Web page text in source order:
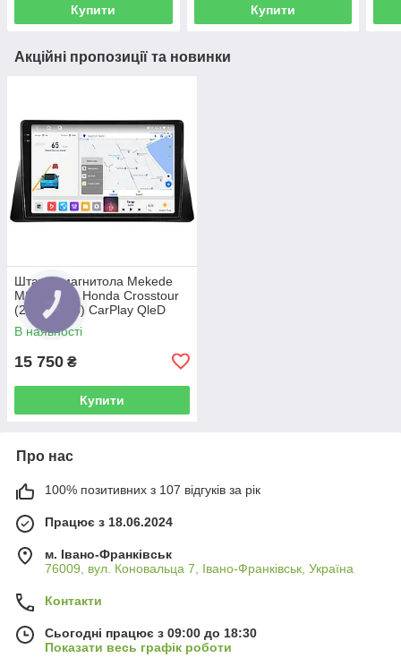
Купити Купити
Акційні пропозиції та новинки
Штатна магнитола Mekede
MS 2k 4/64 Honda Crosstour
(2009-2015) CarPlay QleD
В наявності
15 750 ₴
Купити
Про нас
100% позитивних з 107 відгуків за рік
Працює з 18.06.2024
м. Івано-Франківськ
76009, вул. Коновальца 7, Івано-Франківськ, Україна
Контакти
Сьогодні працює з 09:00 до 18:30
Показати весь графік роботи